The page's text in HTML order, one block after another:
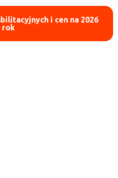
i cen na 2026
rok